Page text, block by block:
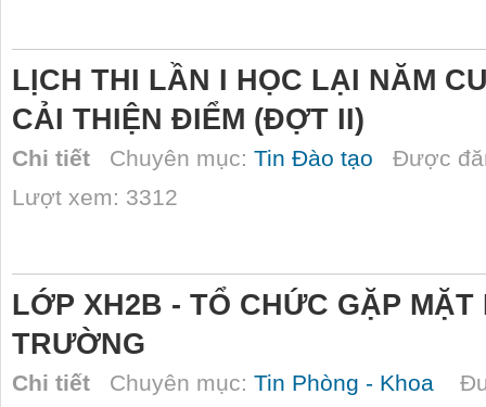
LỊCH THI LẦN I HỌC LẠI NĂM
CẢI THIỆN ĐIỂM (ĐỢT II)
Chi tiết Chuyên mục: Tin Đào tạo Được
Lượt xem: 3312
LỚP XH2B - TỔ CHỨC GẶP MẶT
TRƯỜNG
Chi tiết Chuyên mục: Tin Phòng - Khoa